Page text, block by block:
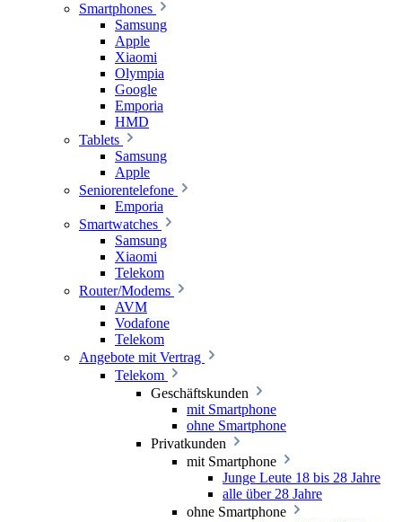
Smartphones
Samsung
Apple
Xiaomi
Olympia
Google
Emporia
HMD
Tablets
Samsung
Apple
Seniorentelefone
Emporia
Smartwatches
Samsung
Xiaomi
Telekom
Router/Modems
AVM
Vodafone
Telekom
Angebote mit Vertrag
Telekom
Geschäftskunden
mit Smartphone
ohne Smartphone
Privatkunden
mit Smartphone
Junge Leute 18 bis 28 Jahre
alle über 28 Jahre
ohne Smartphone